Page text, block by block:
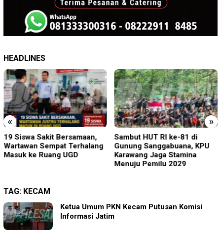
HEADLINES
« »
Sambut HUT RI ke-81 di
Gunung Sanggabuana, KPU
Karawang Jaga Stamina
Perkenalkan Diri Lewat
Jumat, Kapolres
Ajak Warga Jaga
TAG: KECAM
Ketua Umum PKN Kecam Putusan Komisi
Informasi Jatim